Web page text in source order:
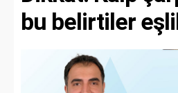
bu belirtiler